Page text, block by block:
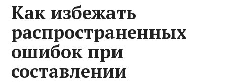
Как избежать
распространенных
ошибок при
составлении